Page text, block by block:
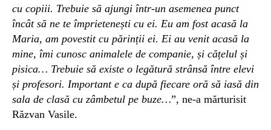
cu copiii. Trebuie să ajungi într-un asemenea punct
încât să ne te împrietenești cu ei. Eu am fost acasă la
Maria, am povestit cu părinții ei. Ei au venit acasă la
mine, îmi cunosc animalele de companie, și cățelul și
pisica… Trebuie să existe o legătură strânsă între elevi
și profesori. Important e ca după fiecare oră să iasă din
sala de clasă cu zâmbetul pe buze…”, ne-a mărturisit
Răzvan Vasile.